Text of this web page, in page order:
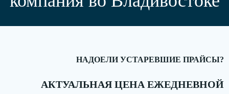
НАДОЕЛИ УСТАРЕВШИЕ ПРАЙСЫ?
АКТУАЛЬНАЯ ЦЕНА ЕЖЕДНЕВНОЙ